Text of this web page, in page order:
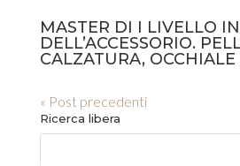
MASTER DI I LIVELLO
DELL’ACCESSORIO.
CALZATURA, OCCHIALE
« Post precedenti
Ricerca libera